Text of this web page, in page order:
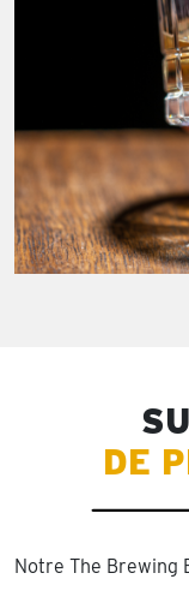
DE
Notre The Brewing